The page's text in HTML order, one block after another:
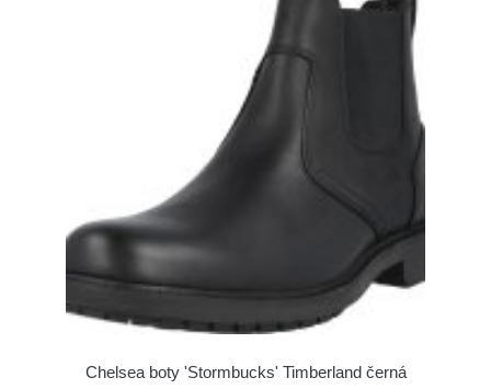
Chelsea boty 'Stormbucks' Timberland černá